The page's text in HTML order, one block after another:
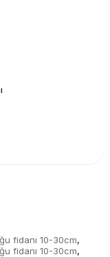
fidanı 10-30cm,
fidanı 10-30cm,